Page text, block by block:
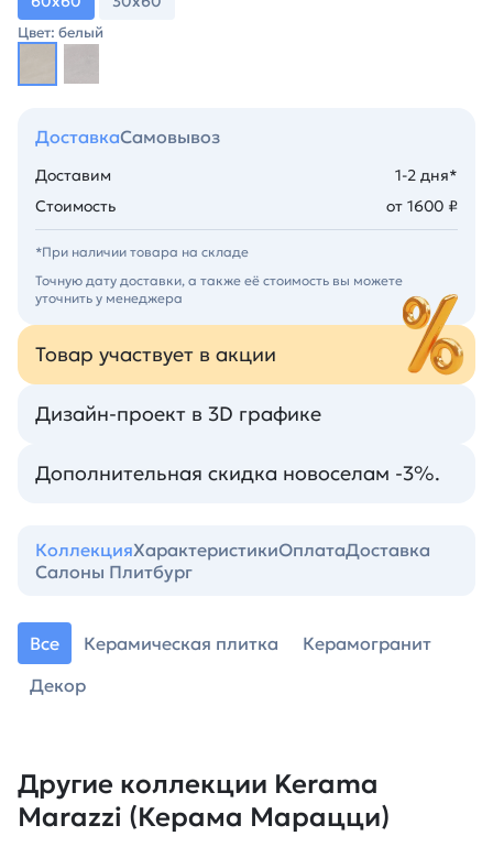
Цвет: белый
ДоставкаСамовывоз
Доставим
1-2 дня*
Стоимость
от 1600 ₽
*При наличии товара на складе
Точную дату доставки, а также её стоимость вы можете
уточнить у менеджера
Товар участвует в акции
Дизайн-проект в 3D графике
Дополнительная скидка новоселам -3%.
КоллекцияХарактеристикиОплатаДоставка
Салоны Плитбург
Все Керамическая плитка
Керамогранит
Декор
Другие коллекции Kerama
Marazzi (Керама Марацци)